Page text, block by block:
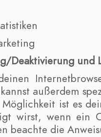
Deaktivierung und
außerdem
Möglichkeit ist es
wirst, wenn ein
beachte die